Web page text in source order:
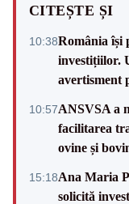
CITEȘTE ȘI
10:38România își
investițiilor.
avertisment
10:57ANSVSA a
facilitarea
ovine și
15:18Ana Maria
solicită